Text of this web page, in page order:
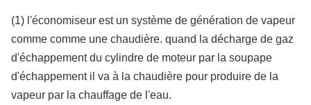
(1) l'économiseur est un système de génération de vapeur
comme comme une chaudière. quand la décharge de gaz
d'échappement du cylindre de moteur par la soupape
d'échappement il va à la chaudière pour produire de la
vapeur par la chauffage de l'eau.